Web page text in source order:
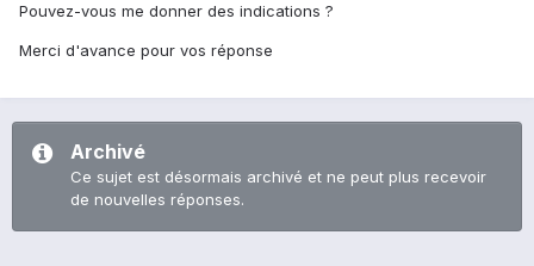
Pouvez-vous me donner des indications ?
Merci d'avance pour vos réponse
Archivé
Ce sujet est désormais archivé et ne peut plus recevoir
de nouvelles réponses.